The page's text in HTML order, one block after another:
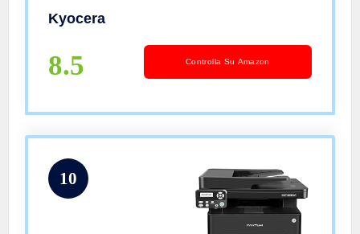
Kyocera
8.5 Controlla Su Amazon
10